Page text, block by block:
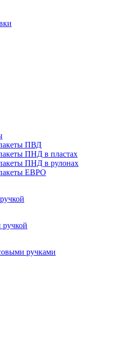
ПВД
ПНД в пластах
ПНД в рулонах
ЕВРО
ручками